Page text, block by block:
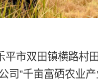
市双田镇横路村
司”千亩富硒农业